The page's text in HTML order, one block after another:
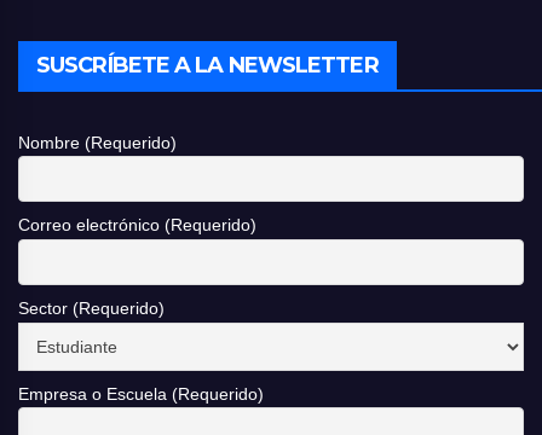
SUSCRÍBETE A LA NEWSLETTER
Nombre (Requerido)
Correo electrónico (Requerido)
Sector (Requerido)
Empresa o Escuela (Requerido)